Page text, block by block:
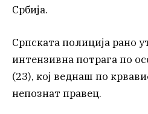
Србија.
Српската полиција рано
интензивна потрага по
(23), кој веднаш по
непознат правец.